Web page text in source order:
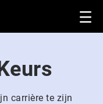
carrière te zijn